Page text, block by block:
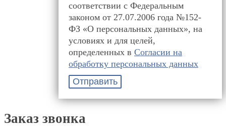
соответствии с Федеральным
законом от 27.07.2006 года №152-
ФЗ «О персональных данных», на
условиях и для целей,
определенных в Согласии на
обработку персональных данных
Отправить
Заказ звонка